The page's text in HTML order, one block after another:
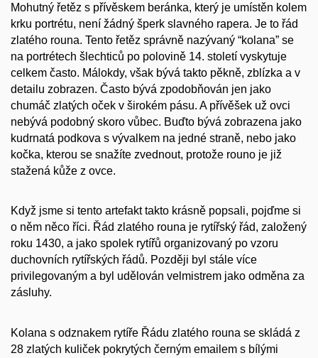
Mohutný řetěz s přívěskem beránka, který je umístěn kolem
krku portrétu, není žádný šperk slavného rapera. Je to řád
zlatého rouna. Tento řetěz správně nazývaný “kolana” se
na portrétech šlechticů po polovině 14. století vyskytuje
celkem často. Málokdy, však bývá takto pěkně, zblízka a v
detailu zobrazen. Často bývá zpodobňován jen jako
chumáč zlatých oček v širokém pásu. A přívěšek už ovci
nebývá podobný skoro vůbec. Buďto bývá zobrazena jako
kudrnatá podkova s vývalkem na jedné straně, nebo jako
kočka, kterou se snažíte zvednout, protože rouno je již
stažená kůže z ovce.
Když jsme si tento artefakt takto krásně popsali, pojďme si
o něm něco říci. Řád zlatého rouna je rytířský řád, založený
roku 1430, a jako spolek rytířů organizovaný po vzoru
duchovních rytířských řádů. Později byl stále více
privilegovaným a byl udělován velmistrem jako odměna za
zásluhy.
Kolana s odznakem rytíře Řádu zlatého rouna se skládá z
28 zlatých kuliček pokrytých černým emailem s bílými